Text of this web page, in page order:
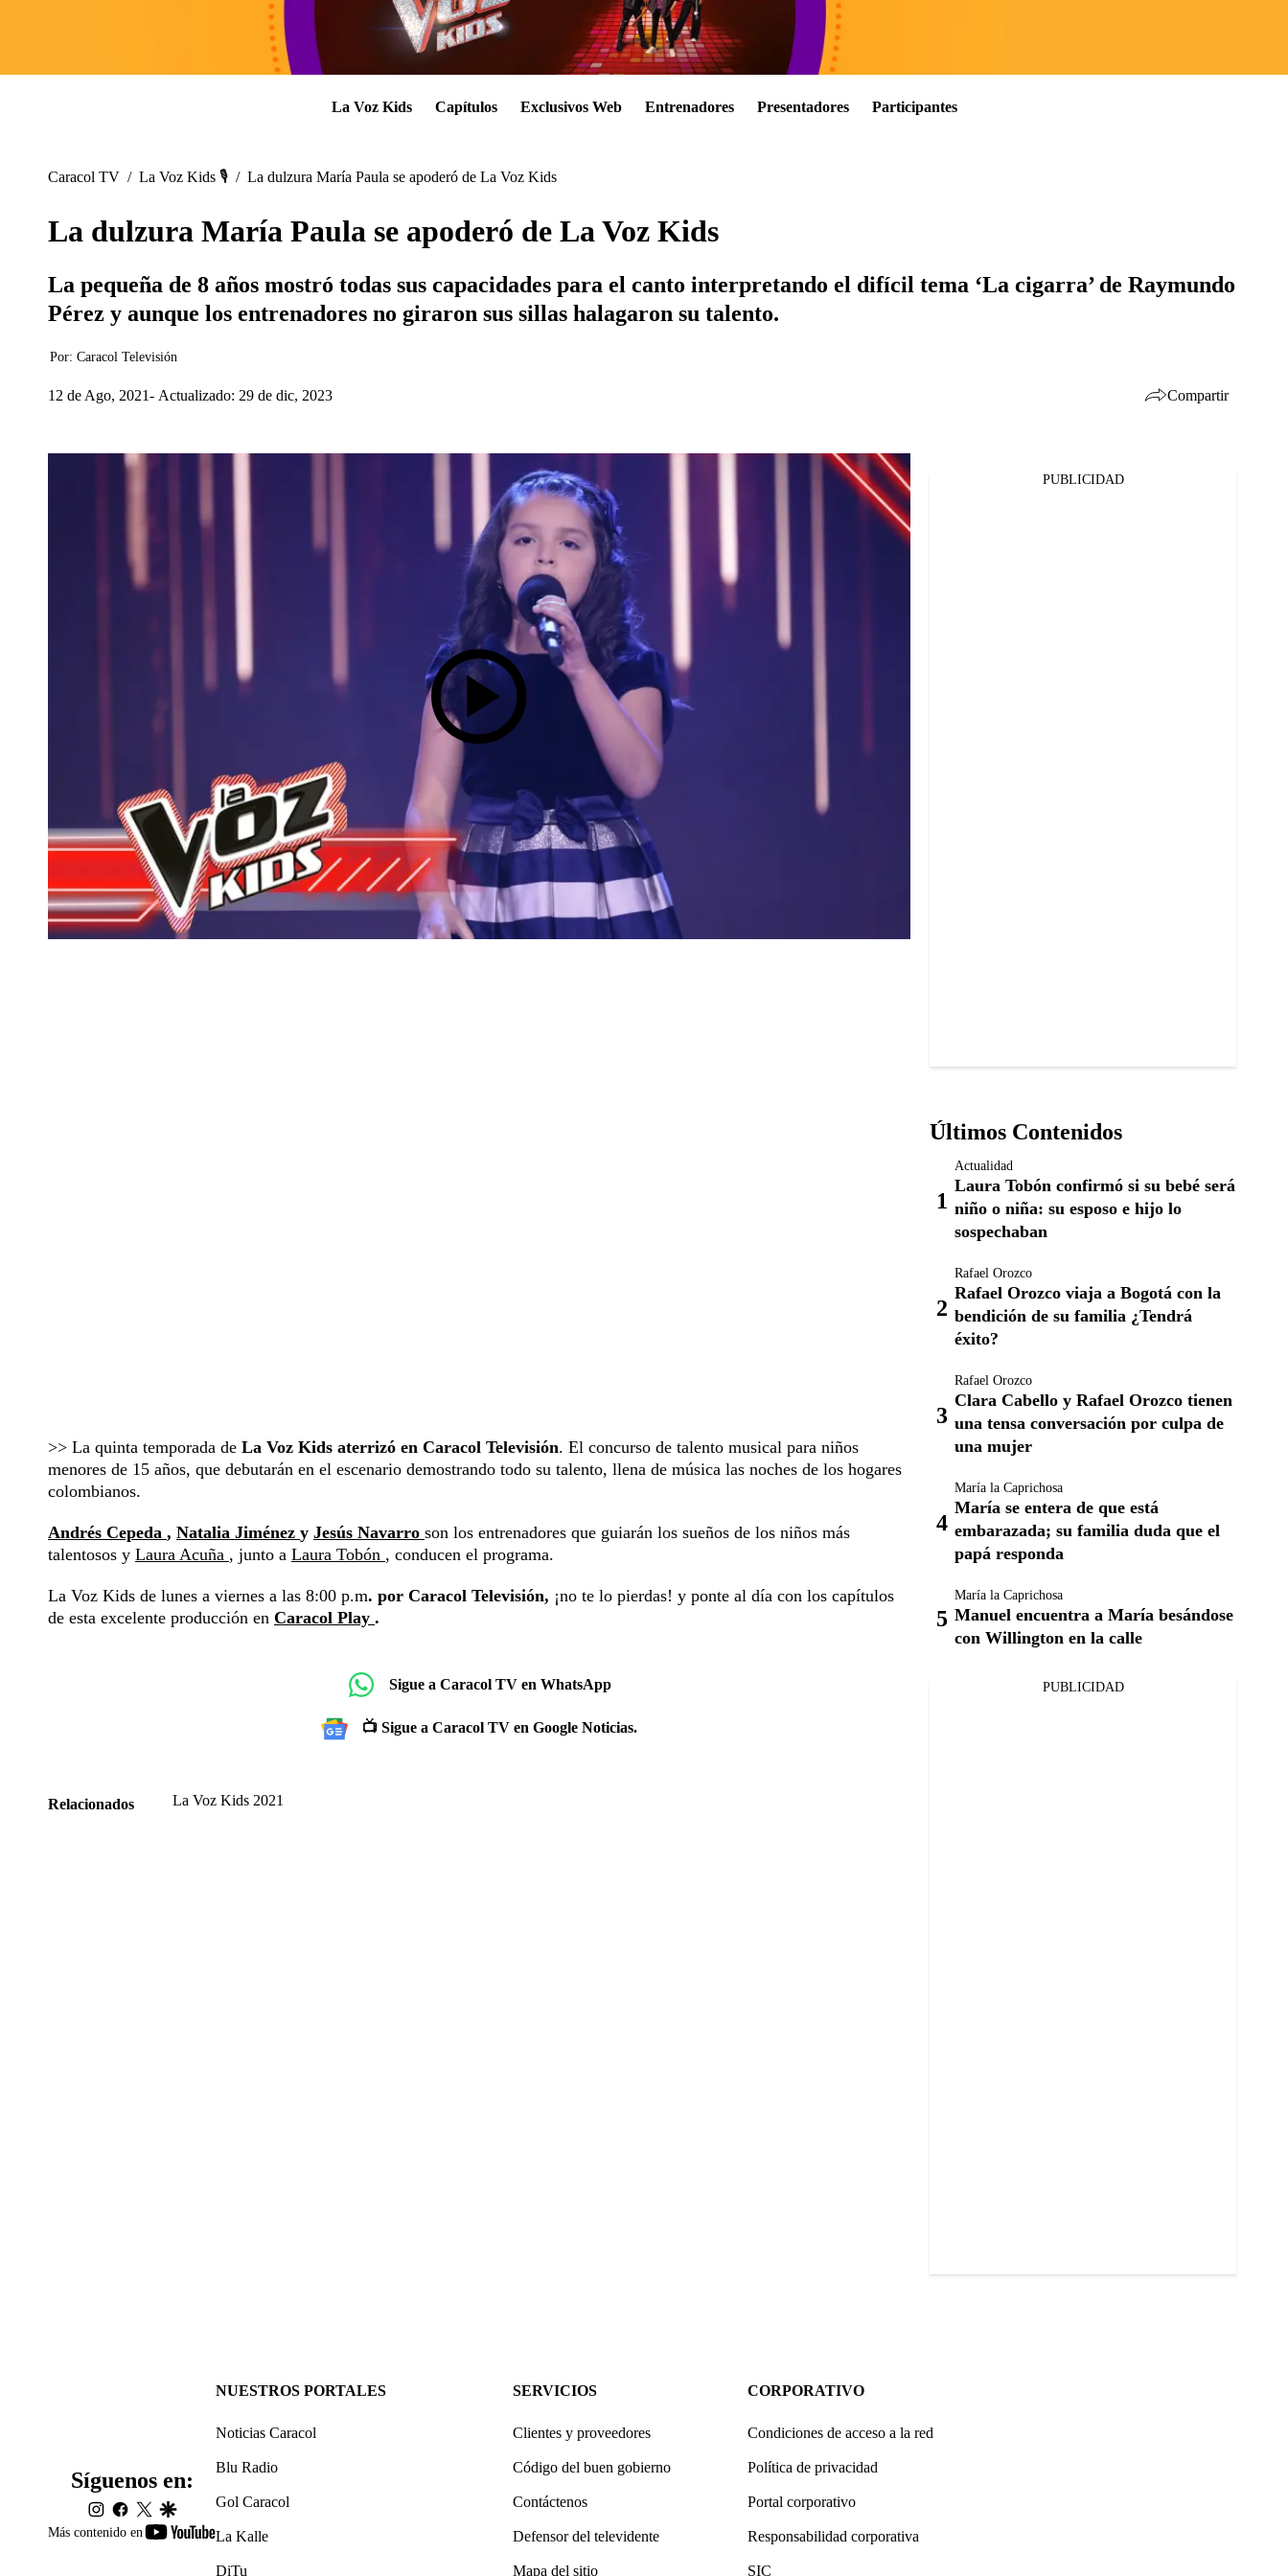
La Voz Kids Capítulos Exclusivos Web Entrenadores Presentadores Participantes
Caracol TV / La Voz Kids 🎙️ / La dulzura María Paula se apoderó de La Voz Kids
La dulzura María Paula se apoderó de La Voz Kids
La pequeña de 8 años mostró todas sus capacidades para el canto interpretando el difícil tema ‘La cigarra’ de Raymundo
Pérez y aunque los entrenadores no giraron sus sillas halagaron su talento.
Por: Caracol Televisión
12 de Ago, 2021 Actualizado: 29 de dic, 2023 Compartir
Facebook
Twitter
Whatsapp
>> La quinta temporada de La Voz Kids aterrizó en Caracol Televisión. El concurso de talento musical para niños
menores de 15 años, que debutarán en el escenario demostrando todo su talento, llena de música las noches de los hogares
colombianos.
Andrés Cepeda , Natalia Jiménez y Jesús Navarro son los entrenadores que guiarán los sueños de los niños más
talentosos y Laura Acuña , junto a Laura Tobón , conducen el programa.
La Voz Kids de lunes a viernes a las 8:00 p.m. por Caracol Televisión, ¡no te lo pierdas! y ponte al día con los capítulos
de esta excelente producción en Caracol Play .
Sigue a Caracol TV en WhatsApp
📺 Sigue a Caracol TV en Google Noticias.
Relacionados La Voz Kids 2021
PUBLICIDAD
Últimos Contenidos
Actualidad
Laura Tobón confirmó si su bebé será
niño o niña: su esposo e hijo lo
sospechaban
Rafael Orozco
Rafael Orozco viaja a Bogotá con la
bendición de su familia ¿Tendrá
éxito?
Rafael Orozco
Clara Cabello y Rafael Orozco tienen
una tensa conversación por culpa de
una mujer
María la Caprichosa
María se entera de que está
embarazada; su familia duda que el
papá responda
María la Caprichosa
Manuel encuentra a María besándose
con Willington en la calle
PUBLICIDAD
Más contenido en
youtube-
Síguenos en:
instagram
facebook
twittergoogle
NUESTROS PORTALES
Noticias Caracol
Blu Radio
Gol Caracol
La Kalle
DiTu
SERVICIOS
Clientes y proveedores
Código del buen gobierno
Contáctenos
Defensor del televidente
Mapa del sitio
CORPORATIVO
Condiciones de acceso a la red
Política de privacidad
Portal corporativo
Responsabilidad corporativa
SIC